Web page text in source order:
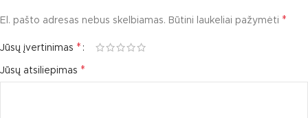
El. pašto adresas nebus skelbiamas. Būtini laukeliai pažymėti *
Jūsų įvertinimas *
Jūsų atsiliepimas *